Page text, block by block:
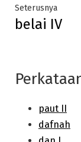
SeterusnyaNext
post:
belai IV